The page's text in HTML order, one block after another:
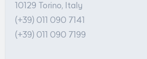
10129 Torino, Italy
(+39) 011 090 7141
(+39) 011 090 7199